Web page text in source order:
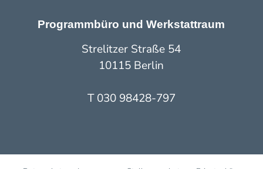
Programmbüro und Werkstattraum
Strelitzer Straße 54
10115 Berlin
T 030 98428-797